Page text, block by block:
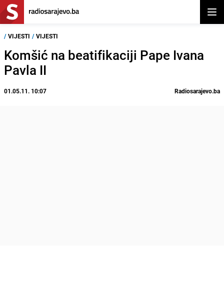
/ VIJESTI / VIJESTI
Komšić na beatifikaciji Pape Ivana
Pavla II
01.05.11. 10:07 Radiosarajevo.ba